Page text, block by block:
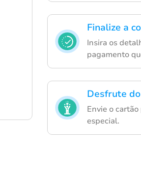
Finalize a
Insira os
pagamento
Desfrute
Envie o
especial.